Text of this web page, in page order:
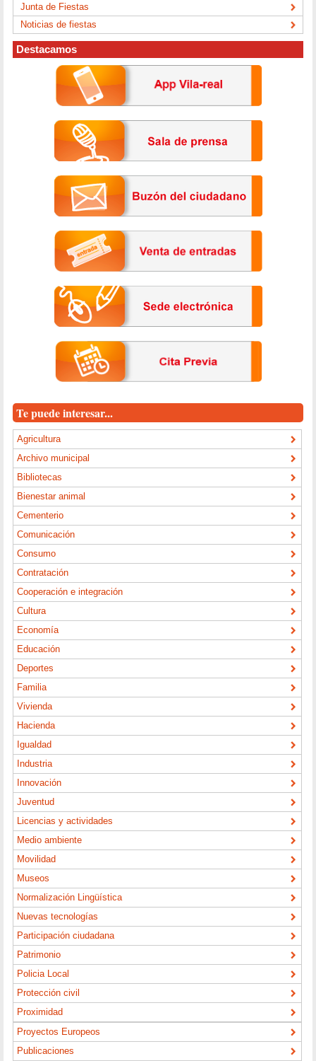
Junta de Fiestas
Noticias de fiestas
Destacamos
Te puede interesar...
Agricultura
Archivo municipal
Bibliotecas
Bienestar animal
Cementerio
Comunicación
Consumo
Contratación
Cooperación e integración
Cultura
Economía
Educación
Deportes
Familia
Vivienda
Hacienda
Igualdad
Industria
Innovación
Juventud
Licencias y actividades
Medio ambiente
Movilidad
Museos
Normalización Lingüística
Nuevas tecnologías
Participación ciudadana
Patrimonio
Policia Local
Protección civil
Proximidad
Proyectos Europeos
Publicaciones